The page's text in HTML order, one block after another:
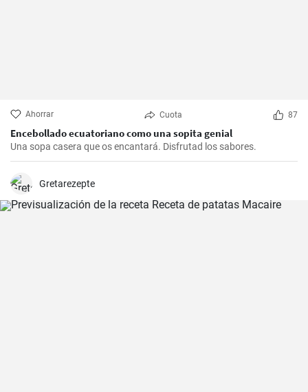
Ahorrar Cuota 87
Encebollado ecuatoriano como una sopita genial
Una sopa casera que os encantará. Disfrutad los sabores.
Gretarezepte